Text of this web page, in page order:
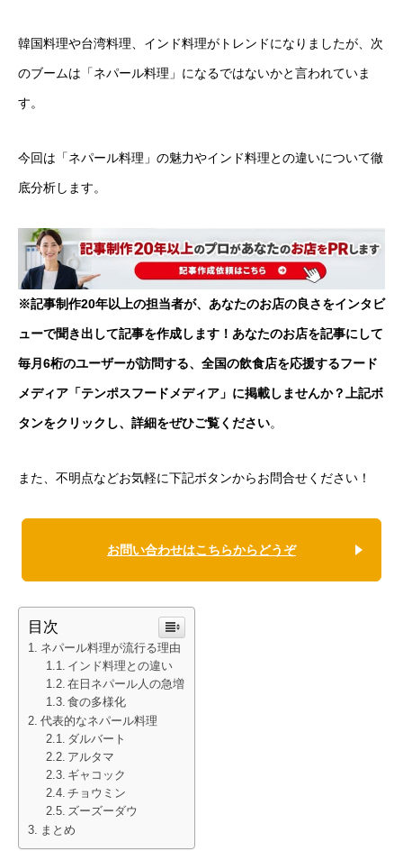
韓国料理や台湾料理、インド料理がトレンドになりましたが、次
のブームは「ネパール料理」になるではないかと言われていま
す。
今回は「ネパール料理」の魅力やインド料理との違いについて徹
底分析します。
※記事制作20年以上の担当者が、あなたのお店の良さをインタビ
ューで聞き出して記事を作成します！あなたのお店を記事にして
毎月6桁のユーザーが訪問する、全国の飲食店を応援するフード
メディア「テンポスフードメディア」に掲載しませんか？上記ボ
タンをクリックし、詳細をぜひご覧ください。
また、不明点などお気軽に下記ボタンからお問合せください！
お問い合わせはこちらからどうぞ
目次
ネパール料理が流行る理由
インド料理との違い
在日ネパール人の急増
食の多様化
代表的なネパール料理
ダルバート
アルタマ
ギャコック
チョウミン
ズーズーダウ
まとめ